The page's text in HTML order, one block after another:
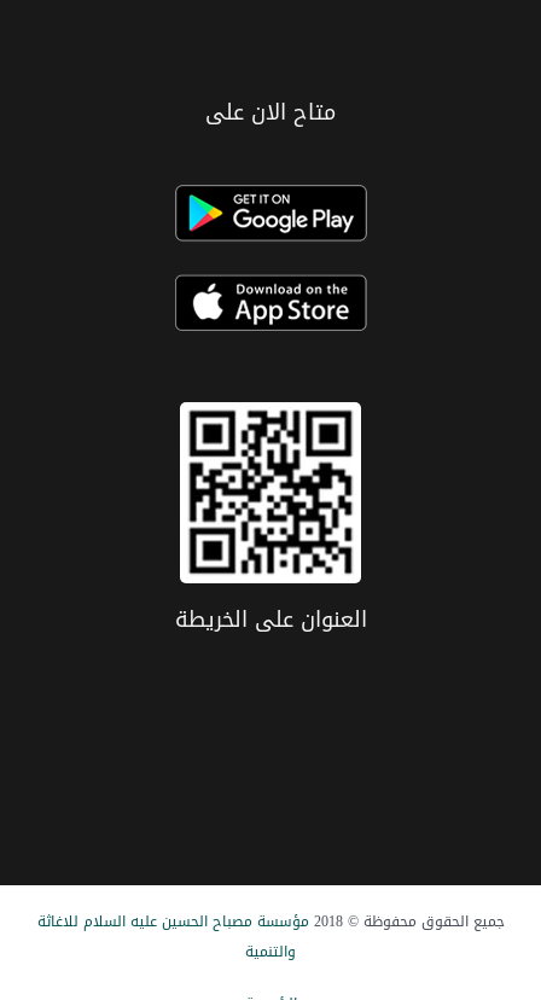
متاح الان على
العنوان علی الخریطة
جميع الحقوق محفوظة © 2018
مؤسسة مصباح الحسین علیه السلام للاغاثة
والتنمیة